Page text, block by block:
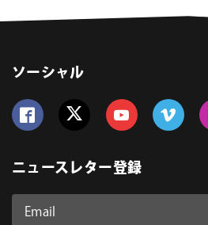
ソーシャル
ニュースレター登録
Email